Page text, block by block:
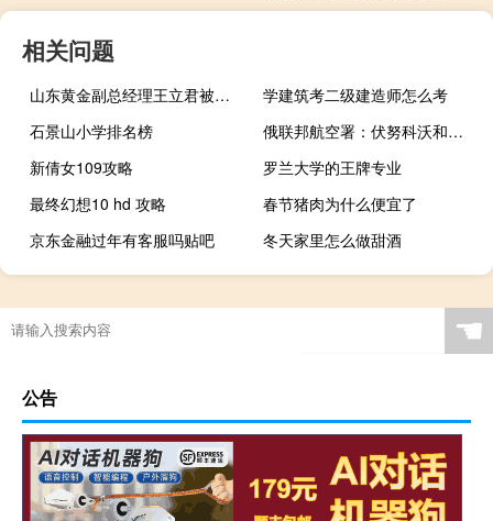
相关问题
山东黄金副总经理王立君被实名举报媒体：省纪委组成核查组
学建筑考二级建造师怎么考
石景山小学排名榜
俄联邦航空署：伏努科沃和多莫杰多沃机场恢复正常运行
新倩女109攻略
罗兰大学的王牌专业
最终幻想10 hd 攻略
春节猪肉为什么便宜了
京东金融过年有客服吗贴吧
冬天家里怎么做甜酒
☚
公告